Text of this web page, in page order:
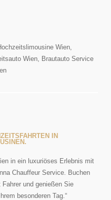
IN
in ein luxuriöses Erlebnis mit
Chauffeur Service. Buchen
und genießen Sie
besonderen Tag.“